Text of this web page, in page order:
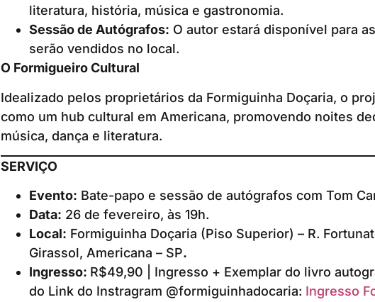
literatura, história, música e gastronomia.
Sessão de Autógrafos: O autor estará disponível para
serão vendidos no local.
O Formigueiro Cultural
Idealizado pelos proprietários da Formiguinha Doçaria, o
como um hub cultural em Americana, promovendo noites
música, dança e literatura.
SERVIÇO
Evento: Bate-papo e sessão de autógrafos com Tom
Data: 26 de fevereiro, às 19h.
Local: Formiguinha Doçaria (Piso Superior) – R.
Girassol, Americana – SP.
Ingresso: R$49,90 | Ingresso + Exemplar do livro
do Link do Instragram @formiguinhadocaria: Ingresso